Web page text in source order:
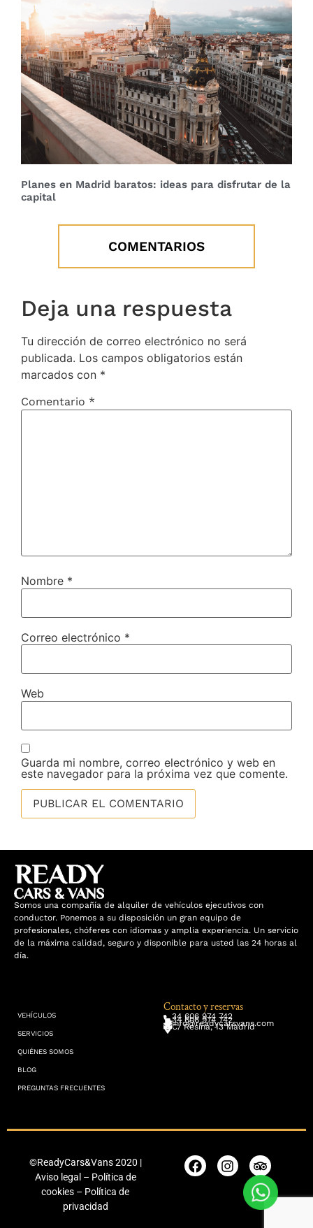
Planes en Madrid baratos: ideas para disfrutar de la
capital
COMENTARIOS
Deja una respuesta
Tu dirección de correo electrónico no será
publicada. Los campos obligatorios están
marcados con *
Comentario *
Nombre *
Correo electrónico *
Web
Guarda mi nombre, correo electrónico y web en
este navegador para la próxima vez que comente.
Somos una compañía de alquiler de vehículos ejecutivos con
conductor. Ponemos a su disposición un gran equipo de
profesionales, chóferes con idiomas y amplia experiencia. Un servicio
de la máxima calidad, seguro y disponible para usted las 24 horas al
día.
VEHÍCULOS
SERVICIOS
QUIÉNES SOMOS
BLOG
PREGUNTAS FRECUENTES
Contacto y reservas
34 606 974 742
34 606 974 742
info@readycarsvans.com
C/ Resina, 13 Madrid
©ReadyCars&Vans 2020 |
Aviso legal – Política de
cookies – Política de
privacidad